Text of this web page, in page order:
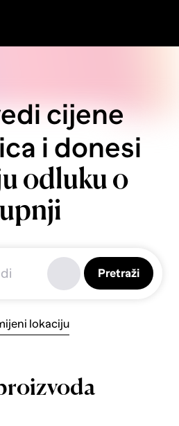
cijene
i donesi
odluku o
Pretraži
lokaciju